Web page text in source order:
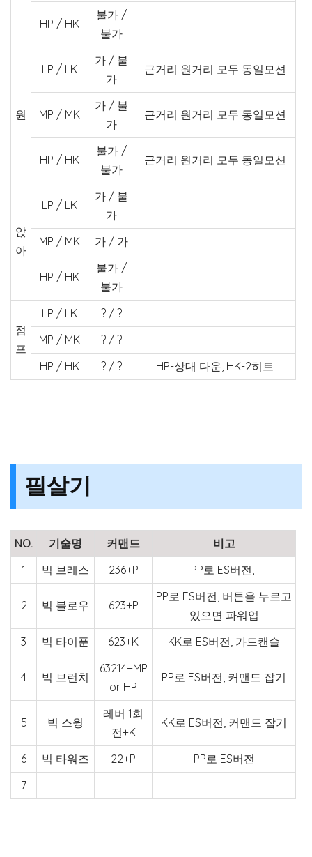
HP / HK
불가 /
불가
원
LP / LK
가 / 불
가
근거리 원거리 모두 동일모션
MP / MK
가 / 불
가
근거리 원거리 모두 동일모션
HP / HK
불가 /
불가
근거리 원거리 모두 동일모션
앉
아
LP / LK
가 / 불
가
MP / MK
가 / 가
HP / HK
불가 /
불가
점
프
LP / LK
? / ?
MP / MK
? / ?
HP / HK
? / ? HP-상대 다운, HK-2히트
필살기
NO. 기술명 커맨드
비고
1
빅 브레스 236+P PP로 ES버전,
2 빅 블로우 623+P
PP로 ES버전, 버튼을 누르고
있으면 파워업
3
빅 타이푼 623+K KK로 ES버전, 가드캔슬
4 빅 브런치
63214+MP
or HP
PP로 ES버전, 커맨드 잡기
5 빅 스윙
레버 1회
전+K
KK로 ES버전, 커맨드 잡기
6 빅 타워즈 22+P
PP로 ES버전
7